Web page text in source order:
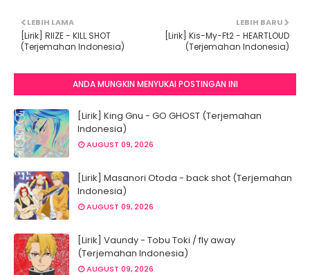
LEBIH BARU
[Lirik] Kis-My-Ft2 - HEARTLOUD
(Terjemahan Indonesia)
LEBIH LAMA
[Lirik] RIIZE - KILL SHOT
(Terjemahan Indonesia)
ANDA MUNGKIN MENYUKAI POSTINGAN INI
[Lirik] King Gnu - GO GHOST (Terjemahan
Indonesia)
AUGUST 09, 2026
[Lirik] Masanori Otoda - back shot (Terjemahan
Indonesia)
AUGUST 09, 2026
[Lirik] Vaundy - Tobu Toki / fly away
(Terjemahan Indonesia)
AUGUST 09, 2026